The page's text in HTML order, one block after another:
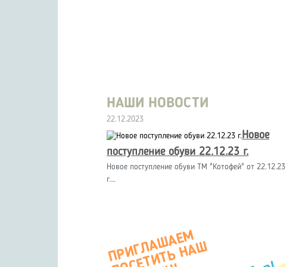
НАШИ НОВОСТИ
22.12.2023
Новое
поступление обуви 22.12.23 г.
Новое поступление обуви ТМ "Котофей" от 22.12.23
г.…
П
Р
И
Г
А
Ш
А
Е
М
О
С
Е
Т
И
Т
Ь
Н
А
М
А
Г
А
З
И